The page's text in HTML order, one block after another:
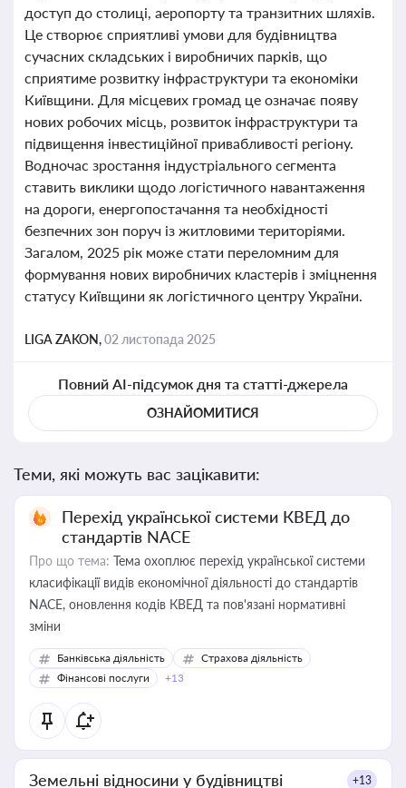
доступ до столиці, аеропорту та транзитних шляхів.
Це створює сприятливі умови для будівництва
сучасних складських і виробничих парків, що
сприятиме розвитку інфраструктури та економіки
Київщини. Для місцевих громад це означає появу
нових робочих місць, розвиток інфраструктури та
підвищення інвестиційної привабливості регіону.
Водночас зростання індустріального сегмента
ставить виклики щодо логістичного навантаження
на дороги, енергопостачання та необхідності
безпечних зон поруч із житловими територіями.
Загалом, 2025 рік може стати переломним для
формування нових виробничих кластерів і зміцнення
статусу Київщини як логістичного центру України.
LIGA ZAKON,02 листопада 2025
Повний AI-підсумок дня та статті-джерела
ОЗНАЙОМИТИСЯ
Теми, які можуть вас зацікавити:
Перехід української системи КВЕД до
стандартів NACE
Про що тема: Тема охоплює перехід української системи
класифікації видів економічної діяльності до стандартів
NACE, оновлення кодів КВЕД та пов'язані нормативні
зміни
Банківська діяльність
Страхова діяльність
Фінансові послуги
+13
Земельні відносини у будівництві +13